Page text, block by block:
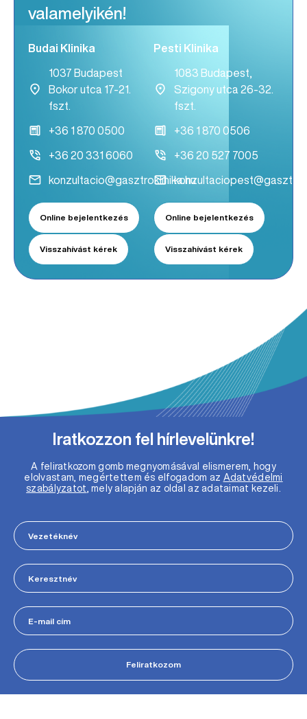
valamelyikén!
Budai Klinika
1037 Budapest
Bokor utca 17-21.
fszt.
+36 1 870 0500
+36 20 331 6060
konzultacio@gasztroklinika.hu
Online bejelentkezés
Visszahívást kérek
Pesti Klinika
1083 Budapest,
Szigony utca 26-32.
fszt.
+36 1 870 0506
+36 20 527 7005
Online bejelentkezés
Visszahívást kérek
Iratkozzon fel hírlevelünkre!
A feliratkozom gomb megnyomásával elismerem, hogy
elolvastam, megértettem és elfogadom az Adatvédelmi
szabályzatot , mely alapján az oldal az adataimat kezeli.
Feliratkozom